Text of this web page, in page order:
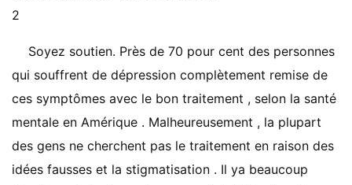
2
Soyez soutien. Près de 70 pour cent des personnes
qui souffrent de dépression complètement remise de
ces symptômes avec le bon traitement , selon la santé
mentale en Amérique . Malheureusement , la plupart
des gens ne cherchent pas le traitement en raison des
idées fausses et la stigmatisation . Il ya beaucoup